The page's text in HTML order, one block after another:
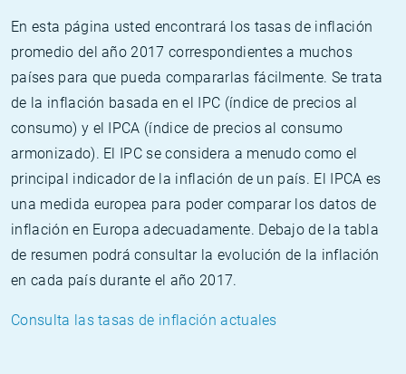
En esta página usted encontrará los tasas de inflación
promedio del año 2017 correspondientes a muchos
países para que pueda compararlas fácilmente. Se trata
de la inflación basada en el IPC (índice de precios al
consumo) y el IPCA (índice de precios al consumo
armonizado). El IPC se considera a menudo como el
principal indicador de la inflación de un país. El IPCA es
una medida europea para poder comparar los datos de
inflación en Europa adecuadamente. Debajo de la tabla
de resumen podrá consultar la evolución de la inflación
en cada país durante el año 2017.
Consulta las tasas de inflación actuales